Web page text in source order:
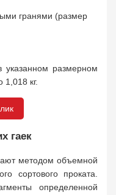
гранями (размер
указанном размерном
1,018 кг.
гаек
методом объемной
сортового проката.
определенной